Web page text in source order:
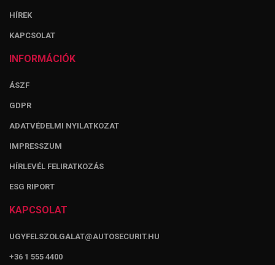
HÍREK
KAPCSOLAT
INFORMÁCIÓK
ÁSZF
GDPR
ADATVÉDELMI NYILATKOZAT
IMPRESSZUM
HÍRLEVÉL FELIRATKOZÁS
ESG RIPORT
KAPCSOLAT
UGYFELSZOLGALAT@AUTOSECURIT.HU
+36 1 555 4400